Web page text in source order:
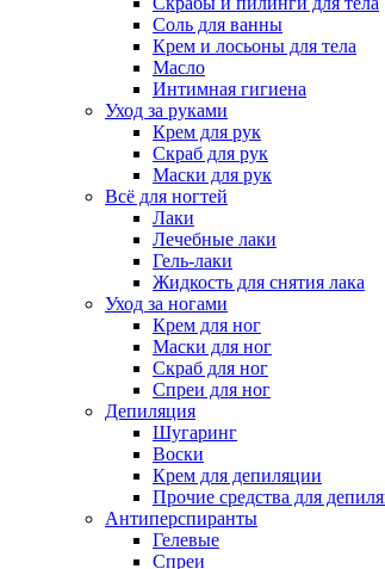
Соль для ванны
Крем и лосьоны для тела
Масло
Интимная гигиена
Уход за руками
Крем для рук
Скраб для рук
Маски для рук
Всё для ногтей
Лаки
Лечебные лаки
Гель-лаки
Жидкость для снятия лака
Уход за ногами
Крем для ног
Маски для ног
Скраб для ног
Спреи для ног
Депиляция
Шугаринг
Воски
Крем для депиляции
Прочие средства для
Антиперспиранты
Гелевые
Спреи